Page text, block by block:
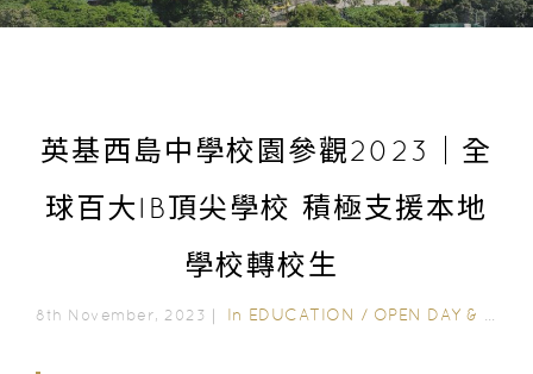
英基西島中學校園參觀2023｜全
球百大IB頂尖學校 積極支援本地
學校轉校生
8th November, 2023｜ In EDUCATION / OPEN DAY & SCHOOL EVENTS